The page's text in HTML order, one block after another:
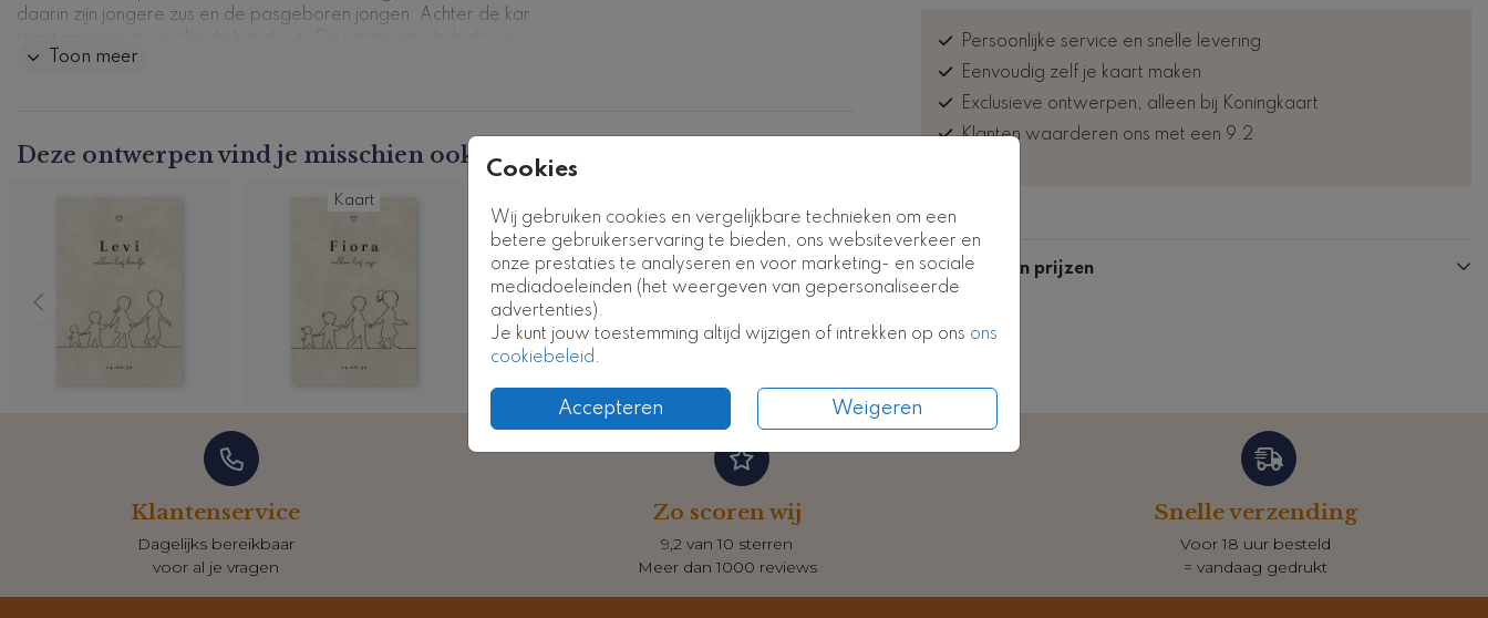
Cookies
Wij gebruiken cookies en vergelijkbare technieken om een
betere gebruikerservaring te bieden, ons websiteverkeer en
onze prestaties te analyseren en voor marketing- en sociale
mediadoeleinden (het weergeven van gepersonaliseerde
advertenties).
Je kunt jouw toestemming altijd wijzigen of intrekken op ons ons
cookiebeleid.
Accepteren Weigeren
daarin zijn jongere zus en de pasgeboren jongen. Achter de kar
kleine vlindertjes zijn in goudfolie gedrukt. Je kunt de kindjes
Toon meer
Deze ontwerpen vind je misschien ook leuk
Kaart
Persoonlijke service en snelle levering
Eenvoudig zelf je kaart maken
Exclusieve ontwerpen, alleen bij Koningkaart
Klanten waarderen ons met een 9.2
Formaten en prijzen
Klantenservice
Dagelijks bereikbaar
voor al je vragen
Zo scoren wij
9,2 van 10 sterren
Meer dan 1000 reviews
Snelle verzending
Voor 18 uur besteld
= vandaag gedrukt